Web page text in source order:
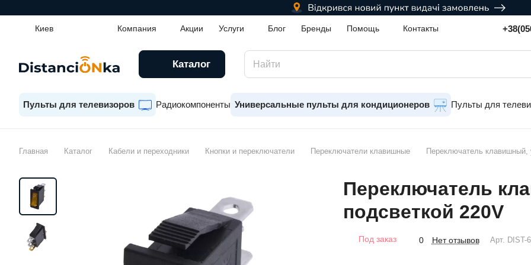
Киев Компания Акции Услуги Блог Бренды Помощь Контакты
Каталог
Пульты для телевизоров Радиокомпоненты Универсальные пульты для кондиционеров Пульты для
Главная Каталог Кабели и переходники Кнопки и переключатели Переключатели клавишные Переключатель клавишный,
Переключатель
подсветкой 220V
Под заказ 0 Нет отзывов Арт. DIST-